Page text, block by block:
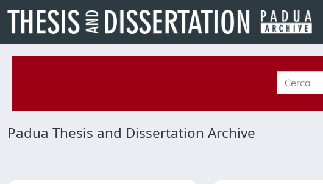
Padua Thesis and Dissertation Archive